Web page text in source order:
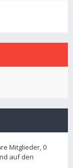
Mitglieder, 0
auf den